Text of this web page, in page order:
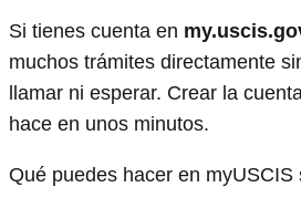
Si tienes cuenta en
muchos trámites directamente
llamar ni esperar. Crear la
hace en unos minutos.
Qué puedes hacer en myUSCIS